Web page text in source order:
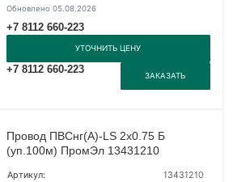
Обновлено 05.08.2026
+7 8112 660-223
УТОЧНИТЬ ЦЕНУ
+7 8112 660-223
ЗАКАЗАТЬ
Провод ПВСнг(А)-LS 2х0.75 Б
(уп.100м) ПромЭл 13431210
Артикул:
13431210